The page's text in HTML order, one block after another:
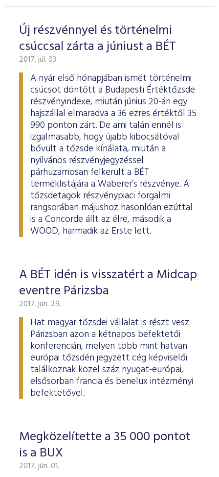
Új részvénnyel és történelmi
csúccsal zárta a júniust a BÉT
2017. júl. 03.
A nyár első hónapjában ismét történelmi
csúcsot döntött a Budapesti Értéktőzsde
részvényindexe, miután június 20-án egy
hajszállal elmaradva a 36 ezres értéktől 35
990 ponton zárt. De ami talán ennél is
izgalmasabb, hogy újabb kibocsátóval
bővült a tőzsde kínálata, miután a
nyilvános részvényjegyzéssel
párhuzamosan felkerült a BÉT
terméklistájára a Waberer’s részvénye. A
tőzsdetagok részvénypiaci forgalmi
rangsorában májushoz hasonlóan ezúttal
is a Concorde állt az élre, második a
WOOD, harmadik az Erste lett.
A BÉT idén is visszatért a Midcap
eventre Párizsba
2017. jún. 29.
Hat magyar tőzsdei vállalat is részt vesz
Párizsban azon a kétnapos befektetői
konferencián, melyen több mint hatvan
európai tőzsdén jegyzett cég képviselői
találkoznak közel száz nyugat-európai,
elsősorban francia és benelux intézményi
befektetővel.
Megközelítette a 35 000 pontot
is a BUX
2017. jún. 01.